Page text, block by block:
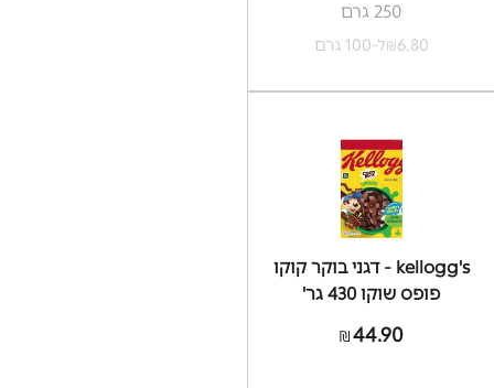
250 גרם
₪6.80 ל-100 גרם
kellogg's - דגני בוקר קוקו
פופס שוקו 430 גר'
₪44.90